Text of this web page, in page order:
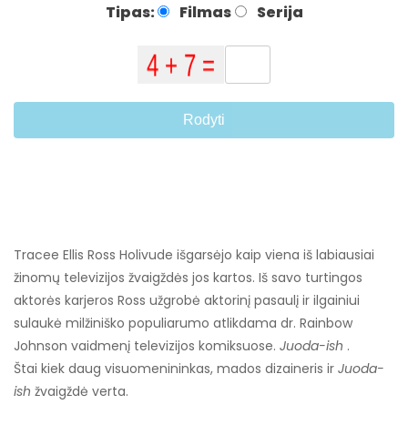
Tipas: Filmas Serija
Rodyti
Tracee Ellis Ross Holivude išgarsėjo kaip viena iš labiausiai
žinomų televizijos žvaigždės jos kartos. Iš savo turtingos
aktorės karjeros Ross užgrobė aktorinį pasaulį ir ilgainiui
sulaukė milžiniško populiarumo atlikdama dr. Rainbow
Johnson vaidmenį televizijos komiksuose. Juoda-ish .
Štai kiek daug visuomenininkas, mados dizaineris ir Juoda-
ish žvaigždė verta.